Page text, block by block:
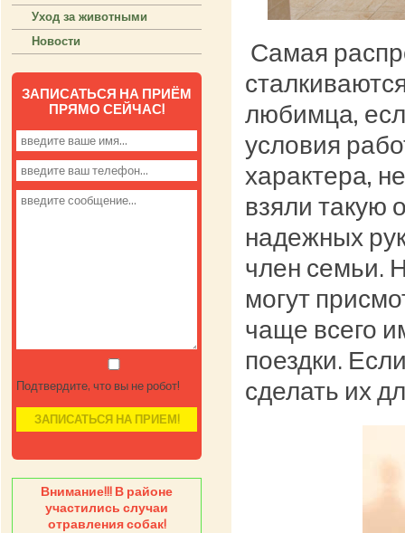
Самая
любимца,
условия
характера,
взяли такую
надежных
член семьи.
могут
чаще всего
поездки.
сделать их
Уход за животными
Новости
ЗАПИСАТЬСЯ НА ПРИЁМ
ПРЯМО СЕЙЧАС!
Подтвердите, что вы не робот!
Внимание!!! В районе
участились случаи
отравления собак!